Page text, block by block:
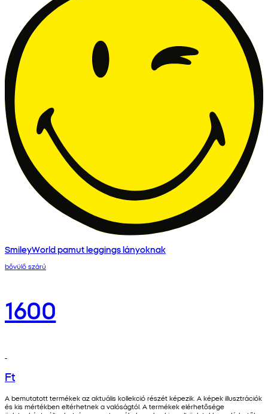
SmileyWorld pamut leggings lányoknak
bővülő szárú
1600
Ft
A bemutatott termékek az aktuális kollekció részét képezik. A képek illusztrációk
és kis mértékben eltérhetnek a valóságtól. A termékek elérhetősége